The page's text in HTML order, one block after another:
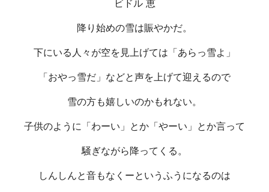
ビドル 恵
降り始めの雪は賑やかだ。
下にいる人々が空を見上げては「あらっ雪よ」
「おやっ雪だ」などと声を上げて迎えるので
雪の方も嬉しいのかもれない。
子供のように「わーい」とか「やーい」とか言って
騒ぎながら降ってくる。
しんしんと音もなくーというふうになるのは